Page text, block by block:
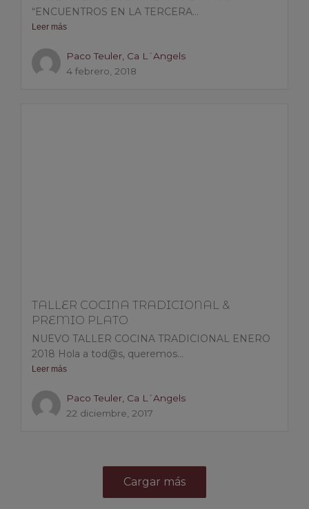
“ENCUENTROS EN LA TERCERA...
Leer más
Paco Teuler, Ca L´Angels
4 febrero, 2018
TALLER COCINA TRADICIONAL &
PREMIO PLATO
NUEVO TALLER COCINA TRADICIONAL ENERO
2018 Hola a tod@s, queremos...
Leer más
Paco Teuler, Ca L´Angels
22 diciembre, 2017
Cargar más